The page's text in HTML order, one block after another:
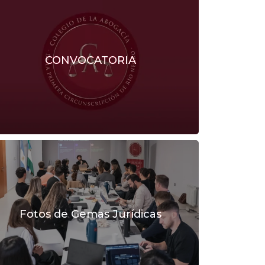
CONVOCATORIA
Fotos de Gemas Jurídicas